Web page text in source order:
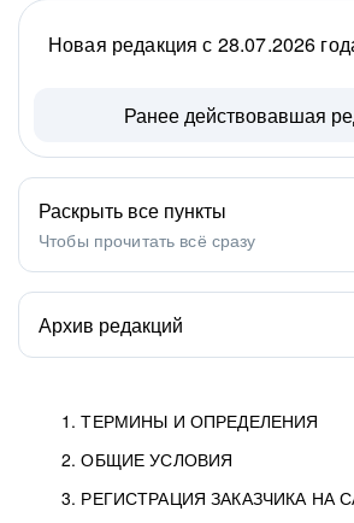
1. ТЕРМИНЫ И ОПРЕДЕЛЕНИЯ
2. ОБЩИЕ УСЛОВИЯ
3. РЕГИСТРАЦИЯ ЗАКАЗЧИКА НА
Новая редакция с 28.07.2026
Ранее действовавшая
Раскрыть все пункты
Чтобы прочитать всё сразу
Архив редакций